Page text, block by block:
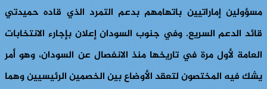
مسؤولين إماراتيين باتهامهم بدعم التمرد الذي قاده حميدتي
قائد الدعم السريع. وفي جنوب السودان إعلان بإجارء الانتخابات
العامة لأول مرة في تاريخها منذ الانفصال عن السودان، وهو أمر
يشك فيه المختصون لتعقد الأوضاع بين الخصمين الرئيسيين وهما